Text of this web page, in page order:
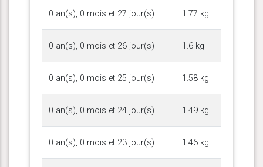
0 an(s), 0 mois et 27 jour(s) 1.77 kg
0 an(s), 0 mois et 26 jour(s) 1.6 kg
0 an(s), 0 mois et 25 jour(s) 1.58 kg
0 an(s), 0 mois et 24 jour(s) 1.49 kg
0 an(s), 0 mois et 23 jour(s) 1.46 kg